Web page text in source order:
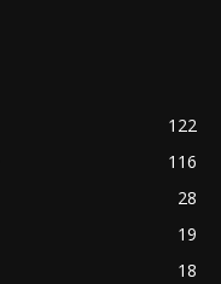
122
116
28
19
18